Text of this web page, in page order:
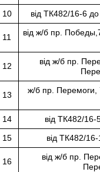
10
від ТК482/16-6
11 від ж/б пр.
12
від ж/б пр.
13 ж/б пр.
14
від ТК482/
15
від ТК482/
16
від ж/б пр.